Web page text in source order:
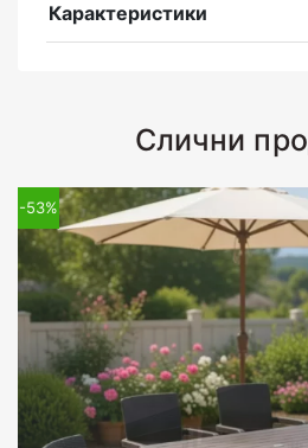
Карактеристики
Слични
-53%